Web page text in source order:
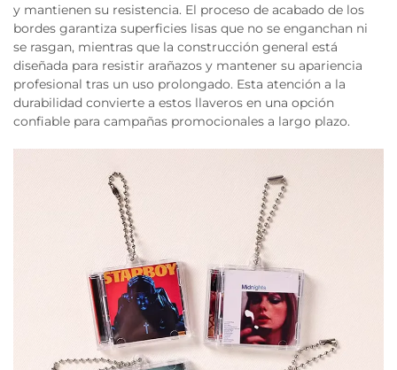
y mantienen su resistencia. El proceso de acabado de los
bordes garantiza superficies lisas que no se enganchan ni
se rasgan, mientras que la construcción general está
diseñada para resistir arañazos y mantener su apariencia
profesional tras un uso prolongado. Esta atención a la
durabilidad convierte a estos llaveros en una opción
confiable para campañas promocionales a largo plazo.